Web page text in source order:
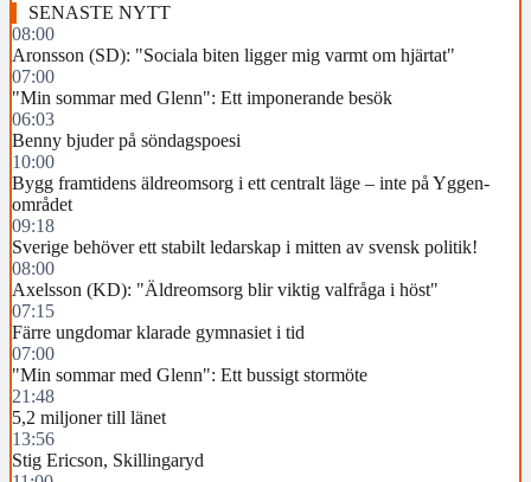
SENASTE NYTT
08:00
Aronsson (SD): "Sociala biten ligger mig varmt om hjärtat"
07:00
"Min sommar med Glenn": Ett imponerande besök
06:03
Benny bjuder på söndagspoesi
10:00
Bygg framtidens äldreomsorg i ett centralt läge – inte på Yggen-
området
09:18
Sverige behöver ett stabilt ledarskap i mitten av svensk politik!
08:00
Axelsson (KD): "Äldreomsorg blir viktig valfråga i höst"
07:15
Färre ungdomar klarade gymnasiet i tid
07:00
"Min sommar med Glenn": Ett bussigt stormöte
21:48
5,2 miljoner till länet
13:56
Stig Ericson, Skillingaryd